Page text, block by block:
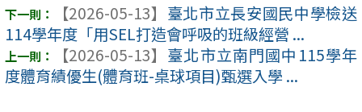
【2026-05-13】 臺北市立長安國民中學檢送
114學年度「用SEL打造會呼吸的班級經營 ...
【2026-05-13】 臺北市立南門國中115學年
度體育績優生(體育班-桌球項目)甄選入學 ...